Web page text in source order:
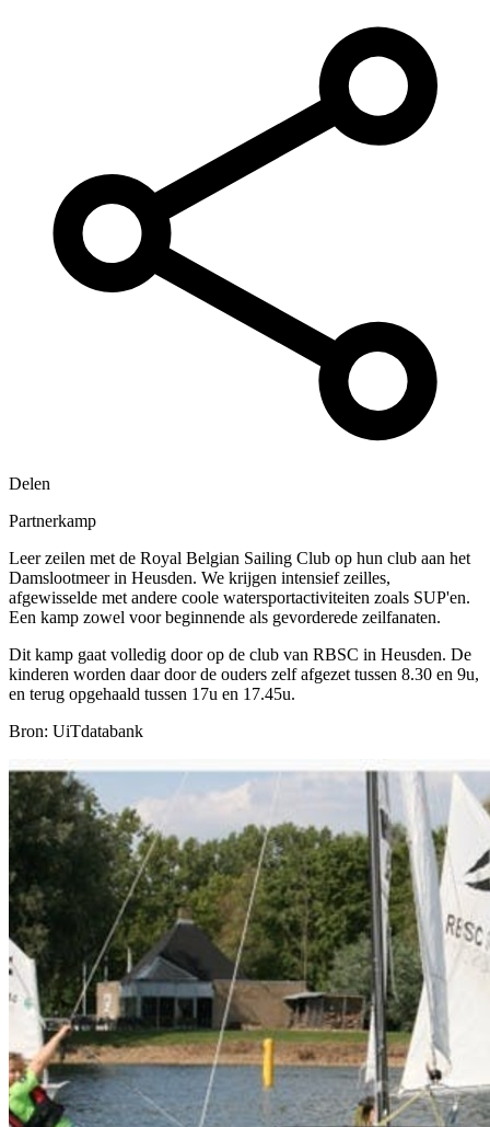
Delen
Partnerkamp
Leer zeilen met de Royal Belgian Sailing Club op hun club aan het
Damslootmeer in Heusden. We krijgen intensief zeilles,
afgewisselde met andere coole watersportactiviteiten zoals SUP'en.
Een kamp zowel voor beginnende als gevorderede zeilfanaten.
Dit kamp gaat volledig door op de club van RBSC in Heusden. De
kinderen worden daar door de ouders zelf afgezet tussen 8.30 en 9u,
en terug opgehaald tussen 17u en 17.45u.
Bron: UiTdatabank